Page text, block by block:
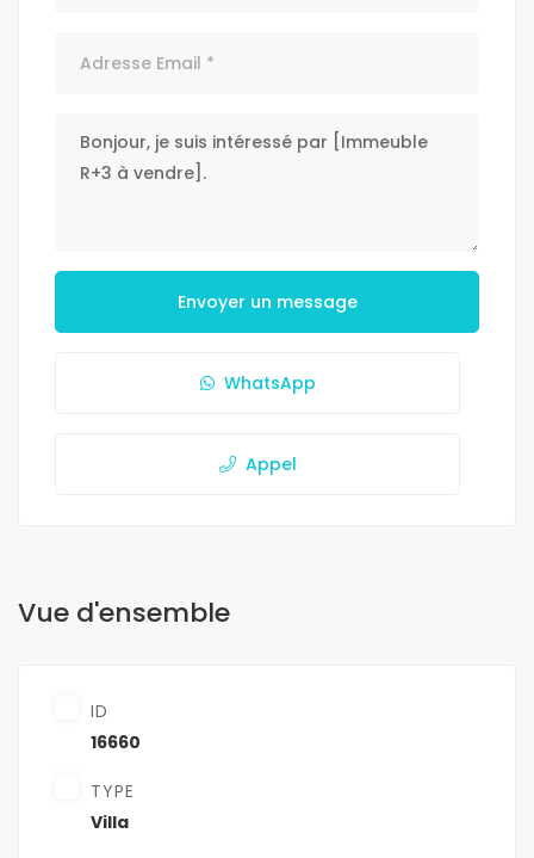
Envoyer un message
WhatsApp
Appel
Vue d'ensemble
ID
16660
TYPE
Villa